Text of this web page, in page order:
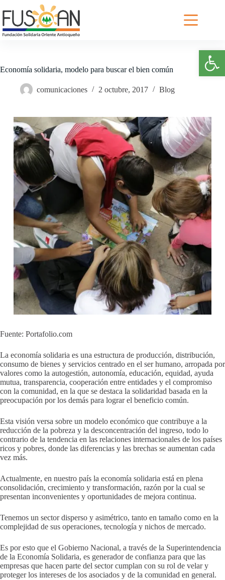
Abrir barra de herramientas
al
contenido
Economía solidaria, modelo para buscar el bien común
comunicaciones 2 octubre, 2017 Blog
Fuente: Portafolio.com
La economía solidaria es una estructura de producción, distribución,
consumo de bienes y servicios centrado en el ser humano, arropada por
valores como la autogestión, autonomía, educación, equidad, ayuda
mutua, transparencia, cooperación entre entidades y el compromiso
con la comunidad, en la que se destaca la solidaridad basada en la
preocupación por los demás para lograr el beneficio común.
Esta visión versa sobre un modelo económico que contribuye a la
reducción de la pobreza y la desconcentración del ingreso, todo lo
contrario de la tendencia en las relaciones internacionales de los países
ricos y pobres, donde las diferencias y las brechas se aumentan cada
vez más.
Actualmente, en nuestro país la economía solidaria está en plena
consolidación, crecimiento y transformación, razón por la cual se
presentan inconvenientes y oportunidades de mejora continua.
Tenemos un sector disperso y asimétrico, tanto en tamaño como en la
complejidad de sus operaciones, tecnología y nichos de mercado.
Es por esto que el Gobierno Nacional, a través de la Superintendencia
de la Economía Solidaria, es generador de confianza para que las
empresas que hacen parte del sector cumplan con su rol de velar y
proteger los intereses de los asociados y de la comunidad en general.